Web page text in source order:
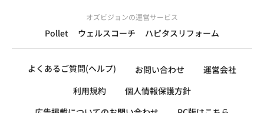
オズビジョンの運営サービス
Pollet ウェルスコーチ ハピタスリフォーム
よくあるご質問(ヘルプ) お問い合わせ
運営会社
利用規約
個人情報保護方針